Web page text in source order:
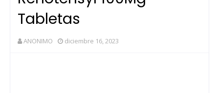
Tabletas
ANONIMO diciembre 16, 2023